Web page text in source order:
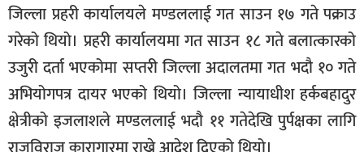
जिल्ला प्रहरी कार्यालयले मण्डललाई गत साउन १७ गते पक्राउ
गरेको थियो। प्रहरी कार्यालयमा गत साउन १८ गते बलात्कारको
उजुरी दर्ता भएकोमा सप्तरी जिल्ला अदालतमा गत भदौ १० गते
अभियोगपत्र दायर भएको थियो। जिल्ला न्यायाधीश हर्कबहादुर
क्षेत्रीको इजलाशले मण्डललाई भदौ ११ गतेदेखि पुर्पक्षका लागि